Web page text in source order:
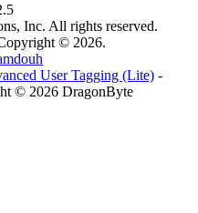
Inc. All rights reserved.
© 2026.
User Tagging (Lite) -
© 2026 DragonByte